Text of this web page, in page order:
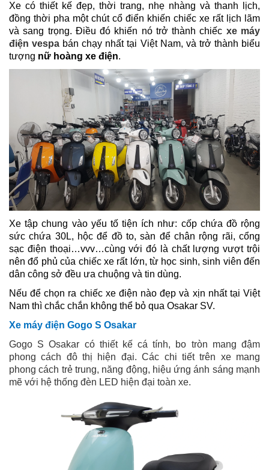
Xe có thiết kế đẹp, thời trang, nhẹ nhàng và thanh lịch,
đồng thời pha một chút cổ điển khiến chiếc xe rất lịch lãm
và sang trọng. Điều đó khiến nó trở thành chiếc xe máy
điện vespa bán chạy nhất tại Việt Nam, và trở thành biểu
tượng nữ hoàng xe điện.
Xe tập chung vào yếu tố tiện ích như: cốp chứa đồ rộng
sức chứa 30L, hộc để đồ to, sàn để chân rộng rãi, cổng
sạc điện thoại…vvv…cùng với đó là chất lượng vượt trội
nên đổ phủ của chiếc xe rất lớn, từ học sinh, sinh viên đến
dân công sở đều ưa chuộng và tin dùng.
Nếu để chọn ra chiếc xe điện nào đẹp và xịn nhất tại Việt
Nam thì chắc chắn không thể bỏ qua Osakar SV.
Xe máy điện Gogo S Osakar
Gogo S Osakar có thiết kế cá tính, bo tròn mang đậm
phong cách đô thị hiện đại. Các chi tiết trên xe mang
phong cách trẻ trung, năng động, hiệu ứng ánh sáng mạnh
mẽ với hệ thống đèn LED hiện đại toàn xe.